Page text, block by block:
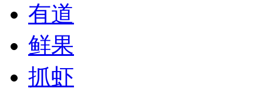
有道
鲜果
抓虾